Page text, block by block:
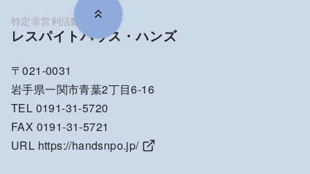
レスパイトハウス・ハンズ
〒021-0031
岩手県一関市青葉2丁目6-16
TEL 0191-31-5720
FAX 0191-31-5721
URL https://handsnpo.jp/